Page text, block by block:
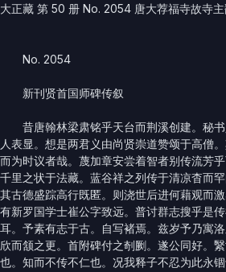
大正藏 第 50 册 No. 2054 唐大荐福寺故寺
No. 2054
新刊贤首国师碑传叙
昔唐翰林梁肃铭乎天台而荆溪创建。秘书
人表显。想是两君义由尚贤崇道赞颂于高僧
而为时议者哉。蔑加章安尝着智者别传流芳
千里之状于法藏。蓝谷祥之列传于清凉杳而
其古德盛踪高行既匿。则浇世后进何藉观而
有新罗国学士崔公字致远。普讨群志搜乎是
耳。予素有志于古。自写褚焉。兹岁予乃寓
欣而颔之更。首附碑付之剞劂。遂公同好。
也。知而不传不仁也。况我释子不忍为此永